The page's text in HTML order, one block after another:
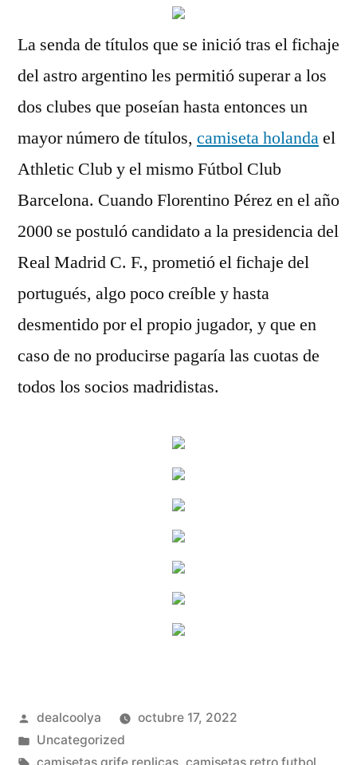
La senda de títulos que se inició tras el fichaje
del astro argentino les permitió superar a los
dos clubes que poseían hasta entonces un
mayor número de títulos, camiseta holandael
Athletic Club y el mismo Fútbol Club
Barcelona. Cuando Florentino Pérez en el año
2000 se postuló candidato a la presidencia del
Real Madrid C. F., prometió el fichaje del
portugués, algo poco creíble y hasta
desmentido por el propio jugador, y que en
caso de no producirse pagaría las cuotas de
todos los socios madridistas.
Publicado
por
dealcoolya
octubre 17, 2022
Publicado
en
Uncategorized
Etiquetas: